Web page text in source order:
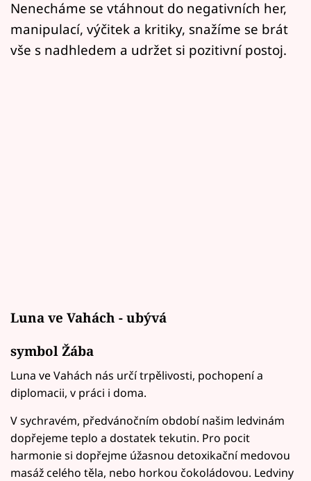
Přihlášení
Nenecháme se vtáhnout do negativních her,
manipulací, výčitek a kritiky, snažíme se brát
vše s nadhledem a udržet si pozitivní postoj.
Luna ve Vahách - ubývá
symbol Žába
Luna ve Vahách nás určí trpělivosti, pochopení a
diplomacii, v práci i doma.
V sychravém, předvánočním období našim ledvinám
dopřejeme teplo a dostatek tekutin. Pro pocit
harmonie si dopřejme úžasnou detoxikační medovou
masáž celého těla, nebo horkou čokoládovou. Ledviny